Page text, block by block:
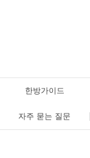
한방가이드
자주 묻는 질문